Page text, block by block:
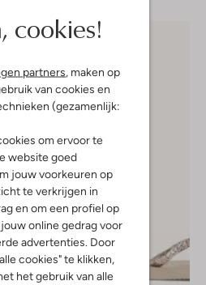
cookies!
partners, maken op
van cookies en
(gezamenlijk:
om ervoor te
website goed
jouw voorkeuren op
te verkrijgen in
en om een profiel op
online gedrag voor
advertenties. Door
cookies" te klikken,
het gebruik van alle